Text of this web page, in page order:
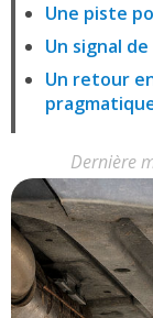
Une piste
Un signal
Un retour
Dernière